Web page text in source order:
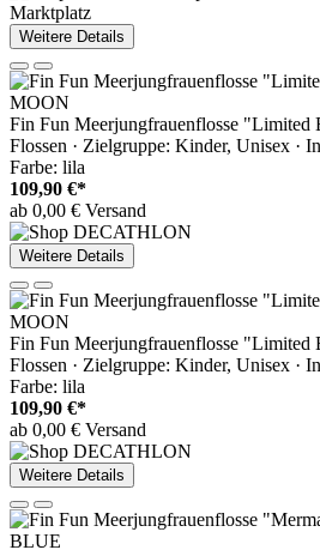
Marktplatz
Weitere Details
Fin Fun Meerjungfrauenflosse
Flossen · Zielgruppe: Kinder, Unisex ·
Farbe: lila
109,90 €*
ab 0,00 € Versand
Weitere Details
Fin Fun Meerjungfrauenflosse
Flossen · Zielgruppe: Kinder, Unisex ·
Farbe: lila
109,90 €*
ab 0,00 € Versand
Weitere Details